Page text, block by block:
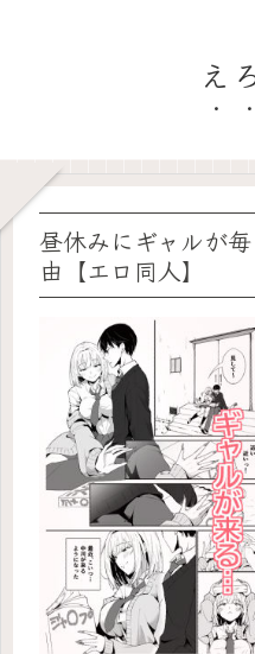
え
昼休みにギャルが
由【エロ同人】